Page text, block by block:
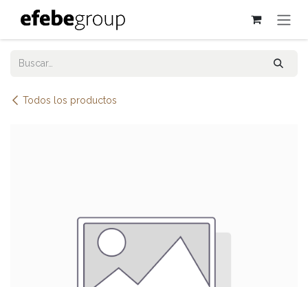
Ir al contenido
Todos los productos